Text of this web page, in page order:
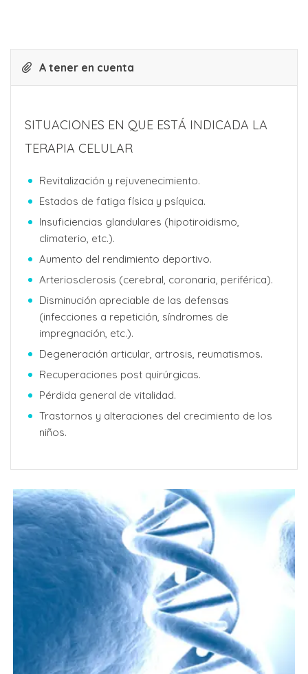
A tener en cuenta
SITUACIONES EN QUE ESTÁ INDICADA LA
TERAPIA CELULAR
Revitalización y rejuvenecimiento.
Estados de fatiga física y psíquica.
Insuficiencias glandulares (hipotiroidismo,
climaterio, etc.).
Aumento del rendimiento deportivo.
Arteriosclerosis (cerebral, coronaria, periférica).
Disminución apreciable de las defensas
(infecciones a repetición, síndromes de
impregnación, etc.).
Degeneración articular, artrosis, reumatismos.
Recuperaciones post quirúrgicas.
Pérdida general de vitalidad.
Trastornos y alteraciones del crecimiento de los
niños.